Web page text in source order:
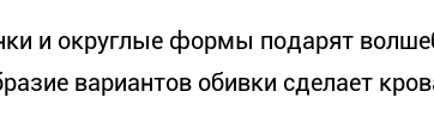
и округлые формы подарят
вариантов обивки сделает